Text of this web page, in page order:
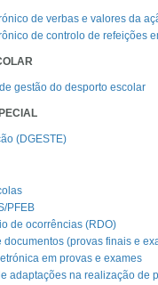
de verbas e valores da
de controlo de refeições
gestão do desporto escolar
(DGESTE)
PFEB
de ocorrências (RDO)
documentos (provas finais e
em provas e exames
adaptações na realização de